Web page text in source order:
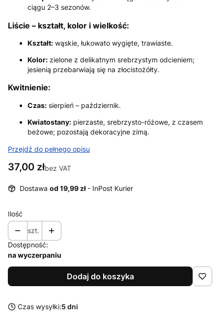
ciągu 2–3 sezonów.
Liście – kształt, kolor i wielkość:
Kształt: wąskie, łukowato wygięte, trawiaste.
Kolor: zielone z delikatnym srebrzystym odcieniem;
jesienią przebarwiają się na złocistożółty.
Kwitnienie:
Czas: sierpień – październik.
Kwiatostany: pierzaste, srebrzysto-różowe, z czasem
beżowe; pozostają dekoracyjne zimą.
Przejdź do pełnego opisu
Cena
37,00 złbez VAT
Dostawa od 19,99 zł - InPost Kurier
Ilość
szt.
Dostępność:
na wyczerpaniu
Dodaj do koszyka
Czas wysyłki:5 dni